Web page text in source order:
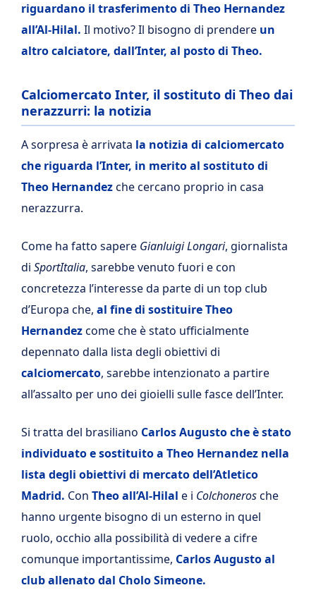
riguardano il trasferimento di Theo Hernandez
all’Al-Hilal. Il motivo? Il bisogno di prendere un
altro calciatore, dall’Inter, al posto di Theo.
Calciomercato Inter, il sostituto di Theo dai
nerazzurri: la notizia
A sorpresa è arrivata la notizia di calciomercato
che riguarda l’Inter, in merito al sostituto di
Theo Hernandezche cercano proprio in casa
nerazzurra.
Come ha fatto sapere Gianluigi Longari, giornalista
di SportItalia, sarebbe venuto fuori e con
concretezza l’interesse da parte di un top club
d’Europa che, al fine di sostituire Theo
Hernandezcome che è stato ufficialmente
depennato dalla lista degli obiettivi di
calciomercato, sarebbe intenzionato a partire
all’assalto per uno dei gioielli sulle fasce dell’Inter.
Si tratta del brasiliano Carlos Augusto che è stato
individuato e sostituito a Theo Hernandez nella
lista degli obiettivi di mercato dell’Atletico
Madrid. Con Theo all’Al-Hilal e i Colchonerosche
hanno urgente bisogno di un esterno in quel
ruolo, occhio alla possibilità di vedere a cifre
comunque importantissime, Carlos Augusto al
club allenato dal Cholo Simeone.